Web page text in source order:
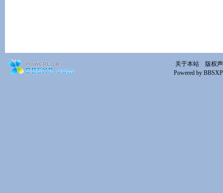
关于本站
版权
Powered by